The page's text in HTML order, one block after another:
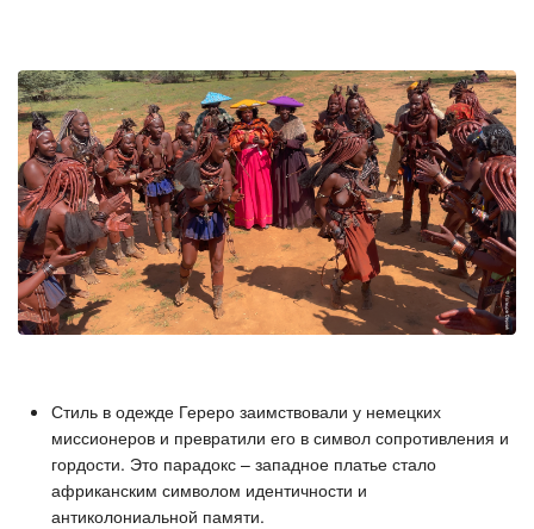
Стиль в одежде Гереро заимствовали у немецких
миссионеров и превратили его в символ сопротивления и
гордости. Это парадокс – западное платье стало
африканским символом идентичности и
антиколониальной памяти.